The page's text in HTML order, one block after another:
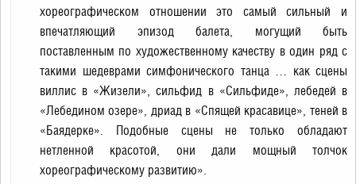
хореографическом отношении это самый сильный и
впечатляющий эпизод балета, могущий быть
поставленным по художественному качеству в один ряд с
такими шедеврами симфонического танца … как сцены
виллис в «Жизели», сильфид в «Сильфиде», лебедей в
«Лебедином озере», дриад в «Спящей красавице», теней в
«Баядерке». Подобные сцены не только обладают
нетленной красотой, они дали мощный толчок
хореографическому развитию».